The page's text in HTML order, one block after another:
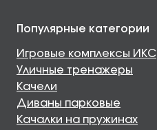
Популярные категории
Игровые комплексы ИКС
Уличные тренажеры
Качели
Диваны парковые
Качалки на пружинах